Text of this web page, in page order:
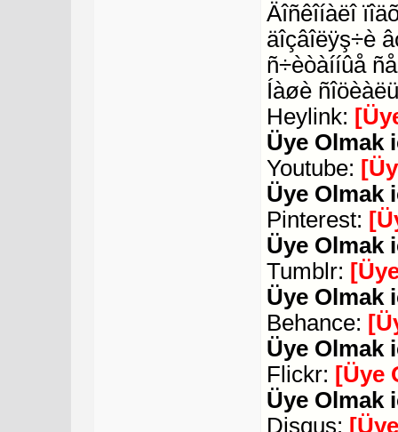
Äîñêîíàëî
äîçâîëÿş÷è
ñ÷èòàííûå
Íàøè
Heylink:
Üye Olmak
Youtube:
Üye Olmak
Pinterest:
Üye Olmak
Tumblr:
Üye Olmak
Behance:
Üye Olmak
Flickr: [Üye
Üye Olmak
Disqus: